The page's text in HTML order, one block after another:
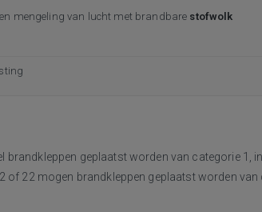
mengeling van lucht met brandbare stofwolk
brandkleppen geplaatst worden van categorie 1,
of 22 mogen brandkleppen geplaatst worden van